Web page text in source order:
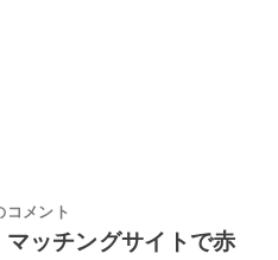
コメント
ッチングサイトで赤